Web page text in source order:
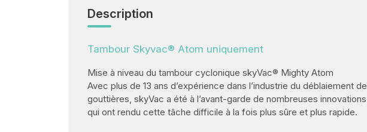
Description
Tambour Skyvac® Atom uniquement
Mise à niveau du tambour cyclonique skyVac® Mighty Atom
Avec plus de 13 ans d’expérience dans l’industrie du déblaiement de
gouttières, skyVac a été à l’avant-garde de nombreuses innovations
qui ont rendu cette tâche difficile à la fois plus sûre et plus rapide.